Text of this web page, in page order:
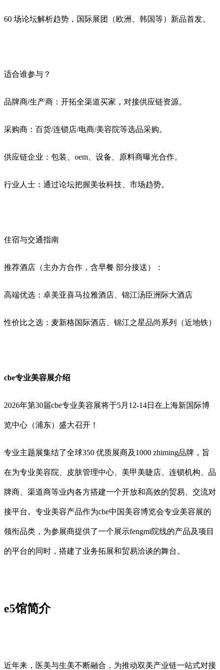
60 场论坛解析趋势，国际展团（欧洲、韩国等）新品首发。
‌适合谁参与？‌
‌品牌商/生产商‌：开拓全渠道买家，对接供应链资源。
‌采购商‌：百货/连锁店/电商/美容院等选品采购。
‌供应链企业‌：包装、oem、设备、原料商曝光合作。
‌行业人士‌：通过论坛把握美妆科技、市场趋势。
住宿与交通指南‌
‌推荐酒店‌（主办方合作，含早餐 部分接送）：
‌高端优选‌：卓美亚喜马拉雅酒店、锦江汤臣洲际大酒店
‌性价比之选‌：麦新格国际酒店、锦江之星品尚系列（近地铁）
cbe专业美容展介绍
2026年第30届cbe专业美容展将于5月12-14日在上海新国际博
览中心（浦东）盛大召开！
专业主题展集结了全球350 优质展商及1000 zhiming品牌，旨
在为专业美容院、皮肤管理中心、美甲美睫店、连锁机构、品
牌商、渠道商等业内各方搭建一个开放和高效的贸易、交流对
接平台。专业美容产品作为cbe中国美容博览会专业美容展的
领衔品类，为参展商提供了一个展示fengmi院线的产品及项目
的平台的同时，搭建了业务拓展和贸易洽谈的舞台。
e5馆简介
近年来，医美与生美不断融合，为推动双美产业链一站式对接